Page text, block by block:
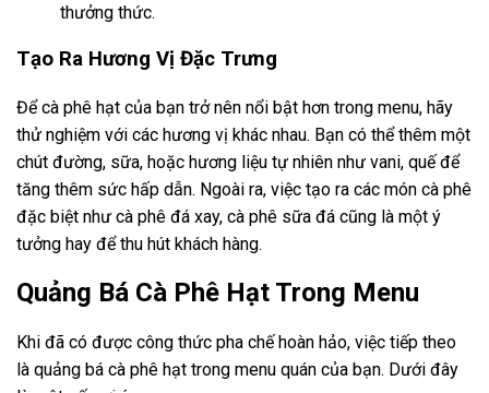
thưởng thức.
Tạo Ra Hương Vị Đặc Trưng
Để cà phê hạt của bạn trở nên nổi bật hơn trong menu, hãy
thử nghiệm với các hương vị khác nhau. Bạn có thể thêm một
chút đường, sữa, hoặc hương liệu tự nhiên như vani, quế để
tăng thêm sức hấp dẫn. Ngoài ra, việc tạo ra các món cà phê
đặc biệt như cà phê đá xay, cà phê sữa đá cũng là một ý
tưởng hay để thu hút khách hàng.
Quảng Bá Cà Phê Hạt Trong Menu
Khi đã có được công thức pha chế hoàn hảo, việc tiếp theo
là quảng bá cà phê hạt trong menu quán của bạn. Dưới đây